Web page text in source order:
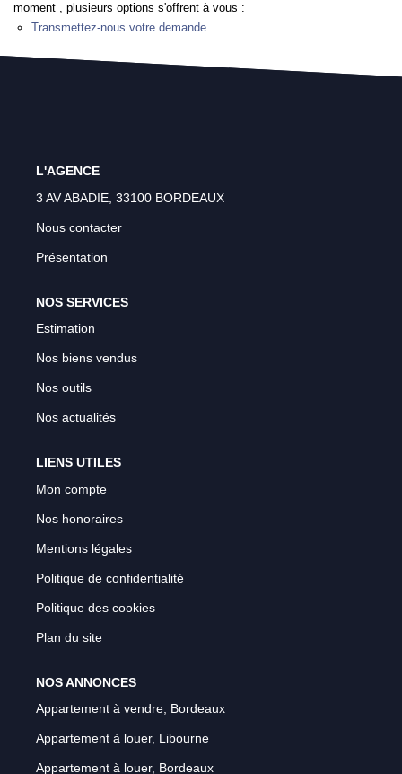
Estimation
moment , plusieurs options s'offrent à vous :
Transmettez-nous votre demande
L'AGENCE
3 AV ABADIE, 33100 BORDEAUX
Nous contacter
Présentation
NOS SERVICES
Estimation
Nos biens vendus
Nos outils
Nos actualités
LIENS UTILES
Mon compte
Nos honoraires
Mentions légales
Politique de confidentialité
Politique des cookies
Plan du site
NOS ANNONCES
Appartement à vendre, Bordeaux
Appartement à louer, Libourne
Appartement à louer, Bordeaux